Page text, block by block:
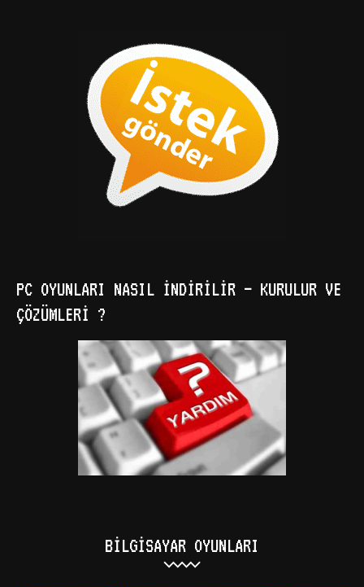
PC OYUNLARI NASIL İNDIRILIR – KURULUR VE
ÇÖZÜMLERI ?
BILGISAYAR OYUNLARI